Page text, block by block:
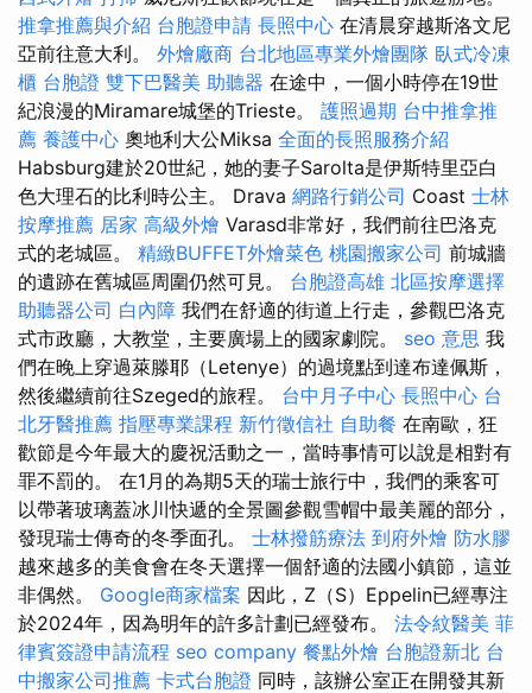
推拿推薦與介紹 台胞證申請 長照中心 在清晨穿越斯洛文尼
亞前往意大利。 外燴廠商 台北地區專業外燴團隊 臥式冷凍
櫃 台胞證 雙下巴醫美 助聽器 在途中，一個小時停在19世
紀浪漫的Miramare城堡的Trieste。 護照過期 台中推拿推
薦 養護中心 奧地利大公Miksa 全面的長照服務介紹
Habsburg建於20世紀，她的妻子Sarolta是伊斯特里亞白
色大理石的比利時公主。 Drava 網路行銷公司 Coast 士林
按摩推薦 居家 高級外燴 Varasd非常好，我們前往巴洛克
式的老城區。 精緻BUFFET外燴菜色 桃園搬家公司 前城牆
的遺跡在舊城區周圍仍然可見。 台胞證高雄 北區按摩選擇
助聽器公司 白內障 我們在舒適的街道上行走，參觀巴洛克
式市政廳，大教堂，主要廣場上的國家劇院。 seo 意思 我
們在晚上穿過萊滕耶（Letenye）的過境點到達布達佩斯，
然後繼續前往Szeged的旅程。 台中月子中心 長照中心 台
北牙醫推薦 指壓專業課程 新竹徵信社 自助餐 在南歐，狂
歡節是今年最大的慶祝活動之一，當時事情可以說是相對有
罪不罰的。 在1月的為期5天的瑞士旅行中，我們的乘客可
以帶著玻璃蓋冰川快遞的全景圖參觀雪帽中最美麗的部分，
發現瑞士傳奇的冬季面孔。 士林撥筋療法 到府外燴 防水膠
越來越多的美食會在冬天選擇一個舒適的法國小鎮節，這並
非偶然。 Google商家檔案 因此，Z（S）Eppelin已經專注
於2024年，因為明年的許多計劃已經發布。 法令紋醫美 菲
律賓簽證申請流程 seo company 餐點外燴 台胞證新北 台
中搬家公司推薦 卡式台胞證 同時，該辦公室正在開發其新